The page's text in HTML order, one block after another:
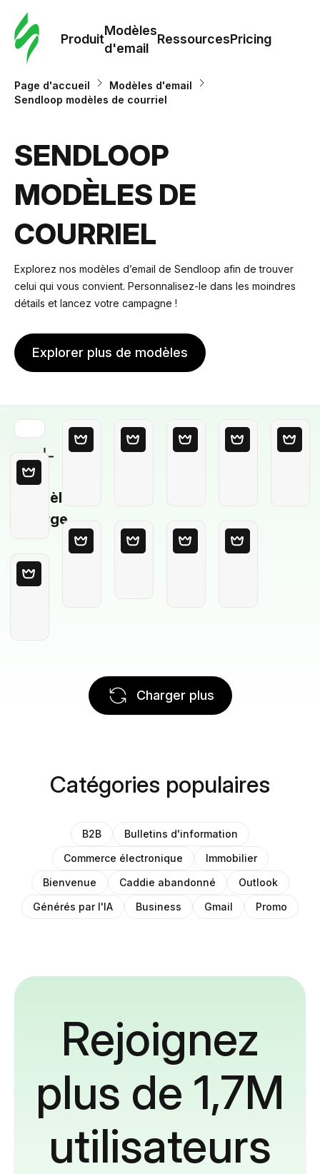
Produit
Modèles
d'email
RessourcesPricing
Page d'accueil
Modèles d'email
Sendloop modèles de courriel
SENDLOOP
MODÈLES DE
COURRIEL
Explorez nos modèles d’email de Sendloop afin de trouver
celui qui vous convient. Personnalisez-le dans les moindres
détails et lancez votre campagne !
Explorer plus de modèles
Modèle
Vierge
Charger plus
Catégories populaires
B2B
Bulletins d'information
Commerce électronique
Immobilier
Bienvenue
Caddie abandonné
Outlook
Générés par l'IA
Business Gmail Promo
Rejoignez
plus de 1,7M
utilisateurs